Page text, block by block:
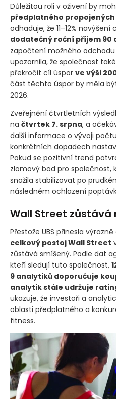
Důležitou roli v oživení by
předplatného
odhaduje, že 11–12%
dodatečný roční příjem 90
započtení možného
upozornila, že společnost
překročit cíl úspor ve výši
část těchto úspor by měla
2026.
Zveřejnění čtvrtletních
na čtvrtek 7. srpna, a
další informace o vývoji
konkrétních dopadech
Pokud se pozitivní trend
zlomový bod pro společnost,
snažila stabilizovat po
následném ochlazení
Wall Street zůstává
Přestože UBS přinesla
celkový postoj Wall Street
zůstává smíšený. Podle dat
kteří sledují tuto společnost,
9 analytiků doporučuje
analytik stále udržuje
ukazuje, že investoři a
oblasti předplatného a
fitness.